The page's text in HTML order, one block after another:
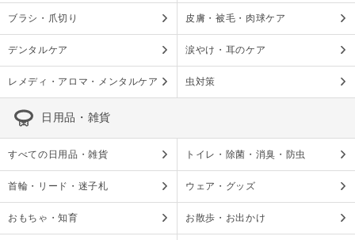
ブラシ・爪切り 皮膚・被毛・肉球ケア
デンタルケア 涙やけ・耳のケア
レメディ・アロマ・メンタルケア 虫対策
日用品・雑貨
すべての日用品・雑貨 トイレ・除菌・消臭・防虫
首輪・リード・迷子札 ウェア・グッズ
おもちゃ・知育 お散歩・お出かけ